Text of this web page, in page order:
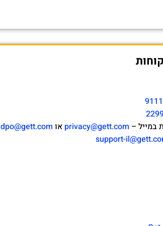
במייל – privacy@gett.com או dpo@gett.com
support-